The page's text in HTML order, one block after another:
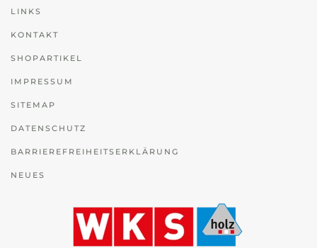
LINKS
KONTAKT
SHOPARTIKEL
IMPRESSUM
SITEMAP
DATENSCHUTZ
BARRIEREFREIHEITSERKLÄRUNG
NEUES